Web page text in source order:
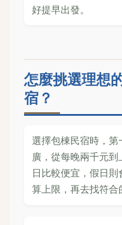
好提早出發。
怎麼挑選理想
宿？
選擇包棟民宿時，
廣，從每晚兩千元
日比較便宜，假日
算上限，再去找符合